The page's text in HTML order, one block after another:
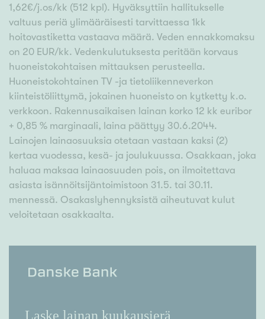
1,62€/j.os/kk (512 kpl). Hyväksyttiin hallitukselle
valtuus periä ylimääräisesti tarvittaessa 1kk
hoitovastiketta vastaava määrä. Veden ennakkomaksu
on 20 EUR/kk. Vedenkulutuksesta peritään korvaus
huoneistokohtaisen mittauksen perusteella.
Huoneistokohtainen TV -ja tietoliikenneverkon
kiinteistöliittymä, jokainen huoneisto on kytketty k.o.
verkkoon. Rakennusaikaisen lainan korko 12 kk euribor
+ 0,85 % marginaali, laina päättyy 30.6.2044.
Lainojen lainaosuuksia otetaan vastaan kaksi (2)
kertaa vuodessa, kesä- ja joulukuussa. Osakkaan, joka
haluaa maksaa lainaosuuden pois, on ilmoitettava
asiasta isännöitsijäntoimistoon 31.5. tai 30.11.
mennessä. Osakaslyhennyksistä aiheutuvat kulut
veloitetaan osakkaalta.